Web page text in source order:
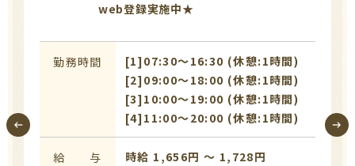
web登録実施中★
勤務時間
[1]07:30〜16:30 (休憩:1時間)
[2]09:00〜18:00 (休憩:1時間)
[3]10:00〜19:00 (休憩:1時間)
[4]11:00〜20:00 (休憩:1時間)
給 与 時給 1,656円 〜 1,728円